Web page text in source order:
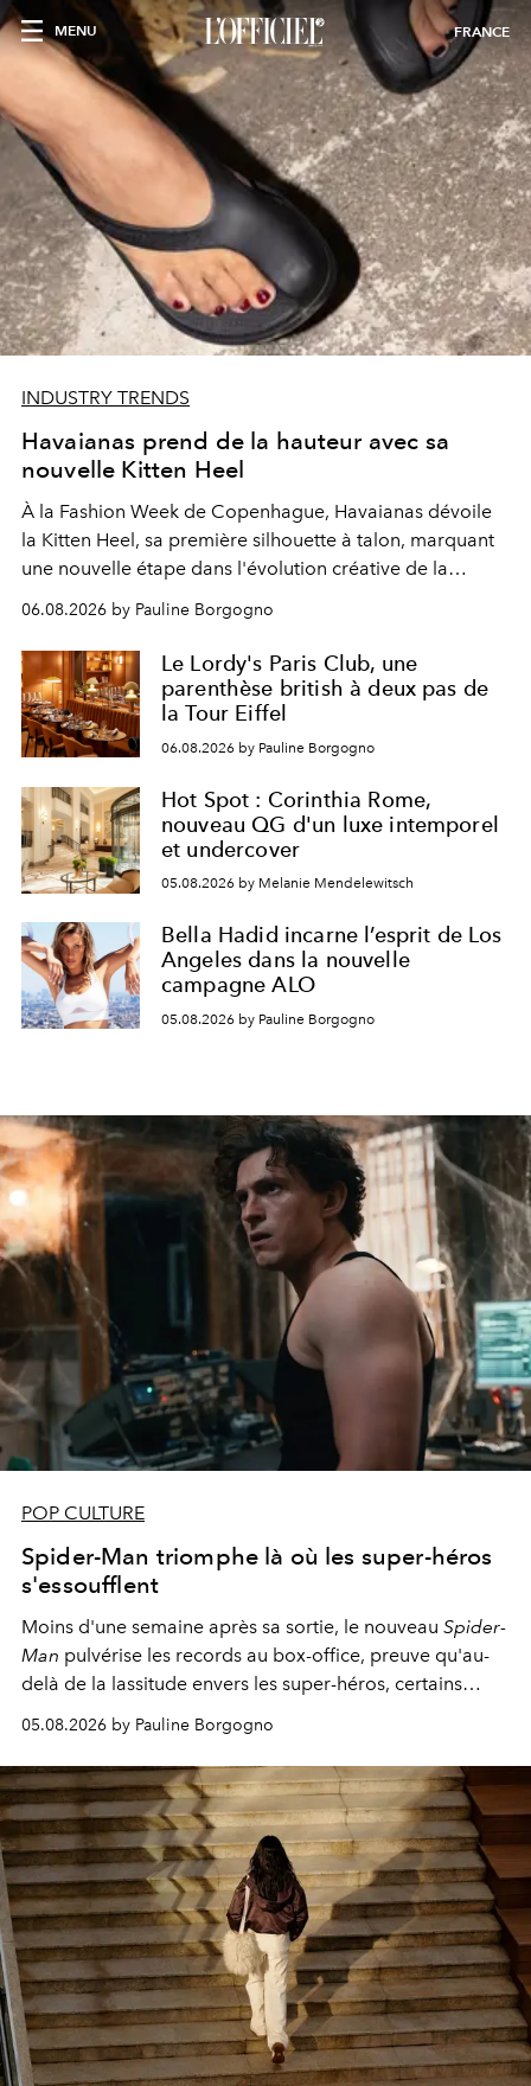
MENU FRANCE
INDUSTRY TRENDS
Havaianas prend de la hauteur avec sa
nouvelle Kitten Heel
À la Fashion Week de Copenhague, Havaianas dévoile
la Kitten Heel, sa première silhouette à talon, marquant
une nouvelle étape dans l'évolution créative de la
06.08.2026 by Pauline Borgogno
Le Lordy's Paris Club, une
parenthèse british à deux pas de
la Tour Eiffel
06.08.2026 by Pauline Borgogno
Hot Spot : Corinthia Rome,
nouveau QG d'un luxe intemporel
et undercover
05.08.2026 by Melanie Mendelewitsch
Bella Hadid incarne l’esprit de Los
Angeles dans la nouvelle
campagne ALO
05.08.2026 by Pauline Borgogno
POP CULTURE
Spider-Man triomphe là où les super-héros
s'essoufflent
Moins d'une semaine après sa sortie, le nouveau Spider-
Man pulvérise les records au box-office, preuve qu'au-
delà de la lassitude envers les super-héros, certains
05.08.2026 by Pauline Borgogno